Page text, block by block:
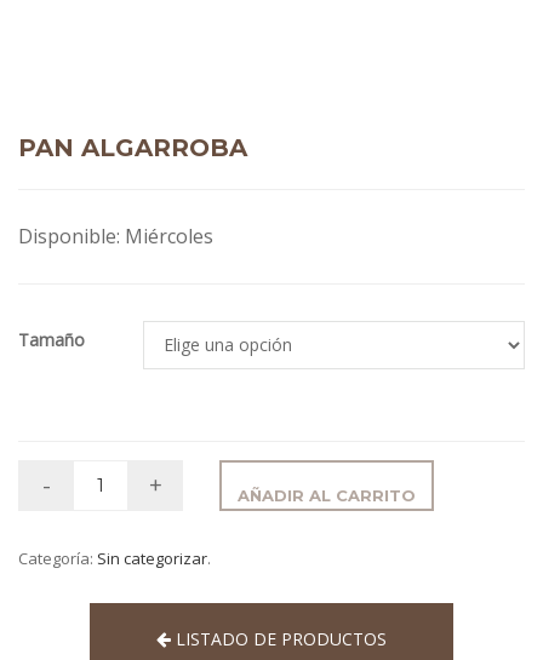
PAN ALGARROBA
Disponible: Miércoles
Tamaño
AÑADIR AL CARRITO
Categoría: Sin categorizar.
LISTADO DE PRODUCTOS